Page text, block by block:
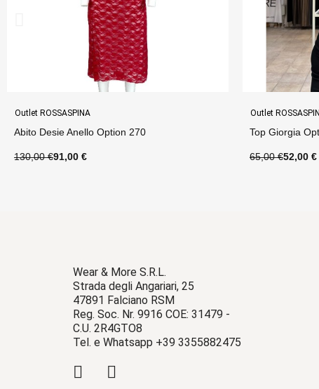
Outlet ROSSASPINA
Top Giorgia Option 4
65,00 €52,00 €
Outlet
Tubino Sirena
70,00 €56,00 €
Wear & More S.R.L.
Strada degli Angariari, 25
47891 Falciano RSM
Reg. Soc. Nr. 9916 COE: 31479 -
C.U. 2R4GTO8
Tel. e Whatsapp +39 3355882475